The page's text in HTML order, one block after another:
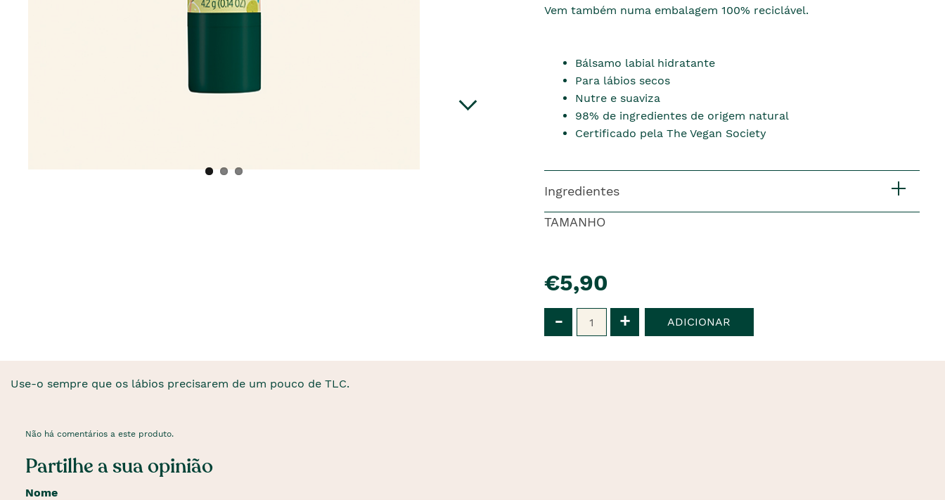
Vem também numa embalagem 100% reciclável.
Bálsamo labial hidratante
Para lábios secos
Nutre e suaviza
98% de ingredientes de origem natural
Certificado pela The Vegan Society
Ingredientes
TAMANHO
€5,90
- + ADICIONAR
Use-o sempre que os lábios precisarem de um pouco de TLC.
Não há comentários a este produto.
Partilhe a sua opinião
Nome